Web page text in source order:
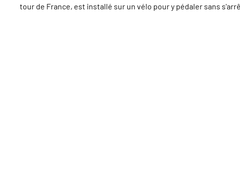
tour de France, est installé sur un vélo pour y pédaler sans